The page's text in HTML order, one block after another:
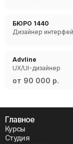
БЮРО 1440
Дизайнер
Advline
UX/UI-дизайнер
от 90 000 р.
Главное
Курсы
Студия